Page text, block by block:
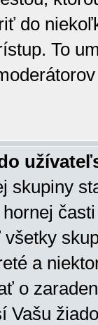
do
To
skupiny
a
o
Vašu